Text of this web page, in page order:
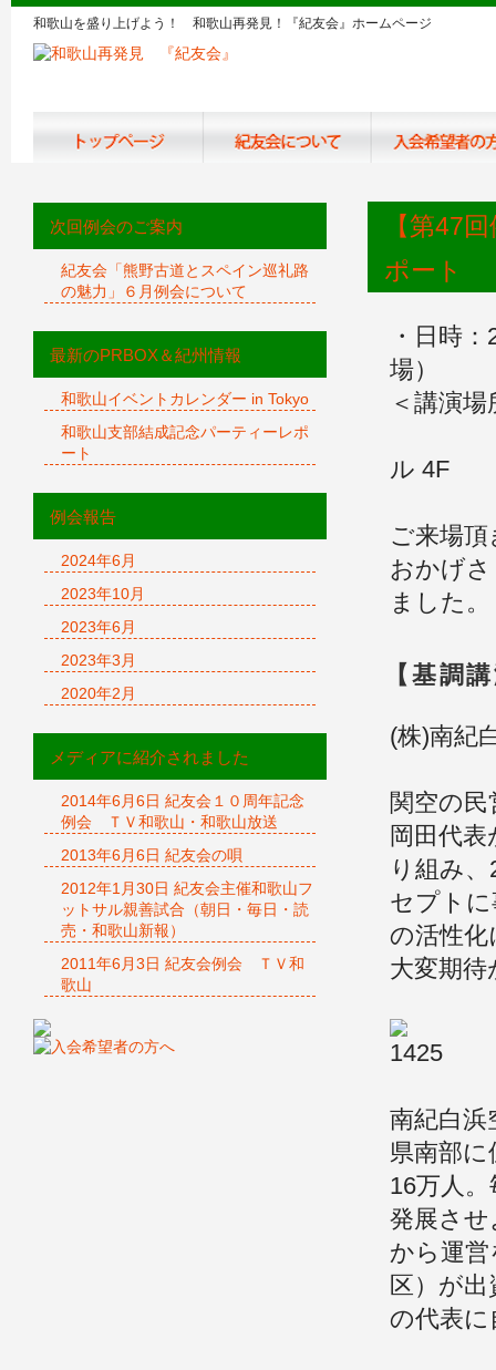
和歌山を盛り上げよう！ 和歌山再発見！『紀友会』ホームページ
【第47
ポート
・日時
場）
＜講演
ル 4F
ご来場
おかげ
ました。
【基調
(株)南紀
関空の
岡田代
り組み
セプト
の活性化
大変期
南紀白浜
県南部に
16万人
発展させ
から運
区）が
の代表
次回例会のご案内
紀友会「熊野古道とスペイン巡礼路
の魅力」６月例会について
最新のPRBOX＆紀州情報
和歌山イベントカレンダー in Tokyo
和歌山支部結成記念パーティーレポ
ート
例会報告
2024年6月
2023年10月
2023年6月
2023年3月
2020年2月
メディアに紹介されました
2014年6月6日 紀友会１０周年記念
例会 ＴＶ和歌山・和歌山放送
2013年6月6日 紀友会の唄
2012年1月30日 紀友会主催和歌山フ
ットサル親善試合（朝日・毎日・読
売・和歌山新報）
2011年6月3日 紀友会例会 ＴＶ和
歌山